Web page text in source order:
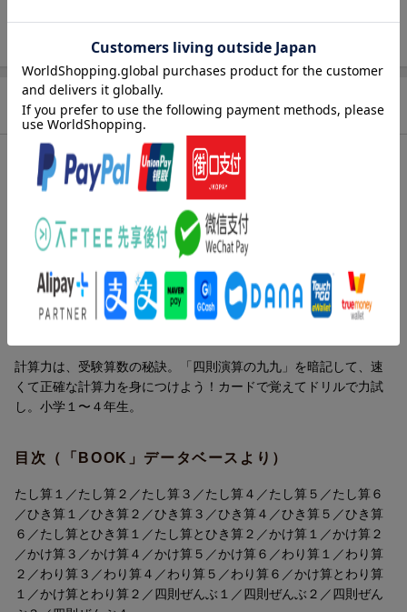
商品説明
内容紹介（JPROより）
中学入試の算数は、時間との勝負。
暗記は、かけ算九九だけじゃない。たし算、ひき算、かけ算、わ
り算の九九を324枚のカードで暗記し、本のドリルで実戦すること
で、合格に欠かせない、速く正確な計算力が身につく。難関校の
合格実績に裏付けされた、フォトン算数式メソッド。
計算力は、受験算数の秘訣。「四則演算の九九」を暗記して、速
くて正確な計算力を身につけよう！カードで覚えてドリルで力試
し。小学１〜４年生。
目次（「BOOK」データベースより）
たし算１／たし算２／たし算３／たし算４／たし算５／たし算６
／ひき算１／ひき算２／ひき算３／ひき算４／ひき算５／ひき算
６／たし算とひき算１／たし算とひき算２／かけ算１／かけ算２
／かけ算３／かけ算４／かけ算５／かけ算６／わり算１／わり算
２／わり算３／わり算４／わり算５／わり算６／かけ算とわり算
１／かけ算とわり算２／四則ぜんぶ１／四則ぜんぶ２／四則ぜん